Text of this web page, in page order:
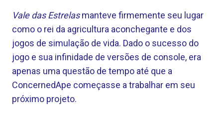
Vale das Estrelasmanteve firmemente seu lugar
como o rei da agricultura aconchegante e dos
jogos de simulação de vida. Dado o sucesso do
jogo e sua infinidade de versões de console, era
apenas uma questão de tempo até que a
ConcernedApe começasse a trabalhar em seu
próximo projeto.